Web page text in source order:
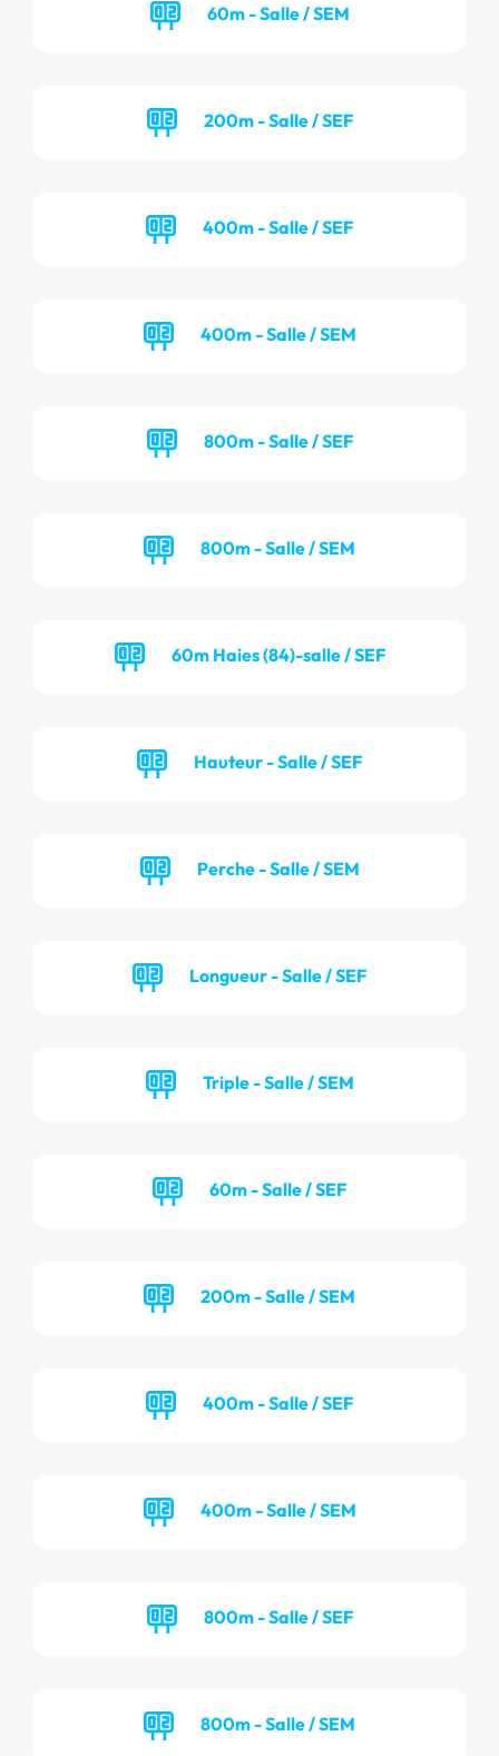
60m - Salle / SEM
200m - Salle / SEF
400m - Salle / SEF
400m - Salle / SEM
800m - Salle / SEF
800m - Salle / SEM
60m Haies (84)-salle / SEF
Hauteur - Salle / SEF
Perche - Salle / SEM
Longueur - Salle / SEF
Triple - Salle / SEM
60m - Salle / SEF
200m - Salle / SEM
400m - Salle / SEF
400m - Salle / SEM
800m - Salle / SEF
800m - Salle / SEM